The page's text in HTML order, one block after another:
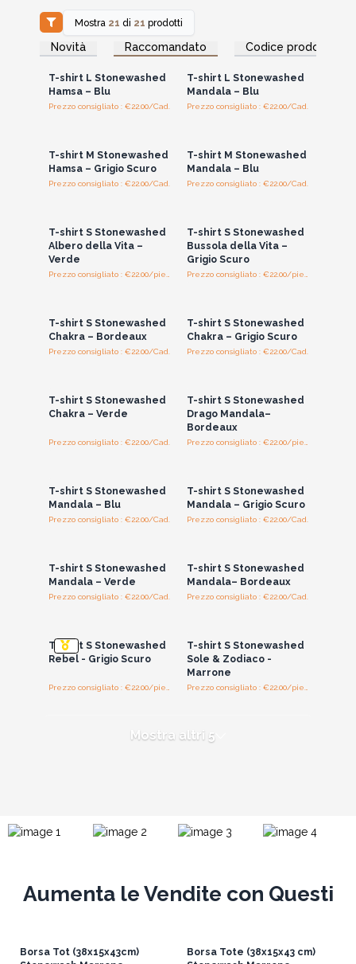
taglie (S, M, L e XL), queste T-shirt sono etichettate come
modelli da uomo, ma pensate per essere unisex, con una
vestibilità comoda che si adatta facilmente a diverse
corporature.
Prodotte da un fornitore equosolidale in Nepal.
Nessuna etichetta fastidiosa sul collo:la taglia e le
dettagli di lavaggio sono inseriti con discrezione nell’orlo,
insieme a un logo Nomad Sari cucito con cura per un tocco di
esoterico.
Il cotone è biodegradabile e le magliette sono realizzate per
durare. Poiché rappresentano il giusto compromesso tra
indossabilità e significato, hanno un forte impatto visivo in
Mostra 21 di 21 prodotti
Novità Raccomandato Codice prodotto
Accedi per vedere
i prezzi all'ingrosso
T-shirt L Stonewashed
Hamsa – Blu
Prezzo consigliato : €22.00/Cad.
Accedi per vedere
i prezzi all'ingrosso
T-shirt L Stonewashed
Mandala – Blu
Prezzo consigliato : €22.00/Cad.
T-shirt M Stonewashed
Hamsa – Grigio Scuro
Prezzo consigliato : €22.00/Cad.
T-shirt M Stonewashed
Mandala – Blu
Prezzo consigliato : €22.00/Cad.
T-shirt S Stonewashed
Albero della Vita –
Verde
T-shirt S Stonewashed
Bussola della Vita –
Grigio Scuro
T-shirt S Stonewashed
Chakra – Bordeaux
Prezzo consigliato : €22.00/Cad.
T-shirt S Stonewashed
Chakra – Grigio Scuro
Prezzo consigliato : €22.00/Cad.
T-shirt S Stonewashed
Chakra – Verde
Prezzo consigliato : €22.00/Cad.
T-shirt S Stonewashed
Drago Mandala–
Bordeaux
T-shirt S Stonewashed
Mandala – Blu
Prezzo consigliato : €22.00/Cad.
T-shirt S Stonewashed
Mandala – Grigio Scuro
Prezzo consigliato : €22.00/Cad.
T-shirt S Stonewashed
Mandala – Verde
Prezzo consigliato : €22.00/Cad.
T-shirt S Stonewashed
Mandala– Bordeaux
Prezzo consigliato : €22.00/Cad.
T-shirt S Stonewashed
Rebel - Grigio Scuro
T-shirt S Stonewashed
Sole & Zodiaco -
Marrone
Mostra altri 5
Aumenta le Vendite con Questi
Borsa Tot (38x15x43cm)
Borsa Tote (38x15x43 cm)